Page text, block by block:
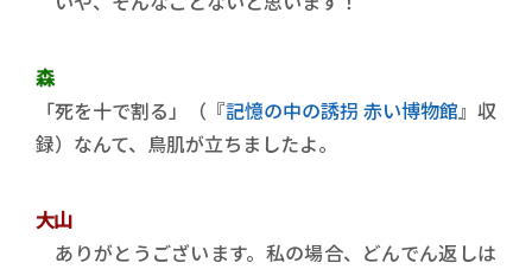
森
「死を十で割る」（『記憶の中の誘拐 赤い博物館』収
録）なんて、鳥肌が立ちましたよ。
大山
ありがとうございます。私の場合、どんでん返しは